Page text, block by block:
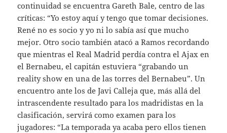
continuidad se encuentra Gareth Bale, centro de las
críticas: “Yo estoy aquí y tengo que tomar decisiones.
René no es socio y yo ni lo sabía así que mucho
mejor. Otro socio también atacó a Ramos recordando
que mientras el Real Madrid perdía contra el Ajax en
el Bernabeu, el capitán estuviera “grabando un
reality show en una de las torres del Bernabeu”. Un
encuentro ante los de Javi Calleja que, más allá del
intrascendente resultado para los madridistas en la
clasificación, servirá como examen para los
jugadores: “La temporada ya acaba pero ellos tienen